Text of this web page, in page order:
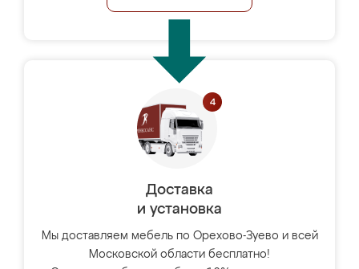
Доставка
и установка
Мы доставляем мебель по Орехово-Зуево и всей
Московской области бесплатно!